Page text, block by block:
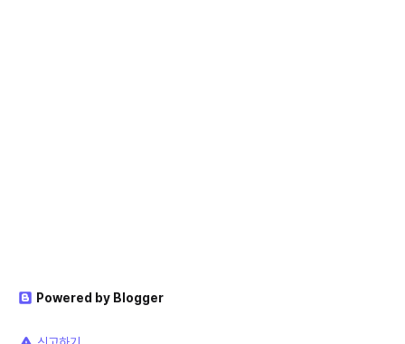
Powered by Blogger